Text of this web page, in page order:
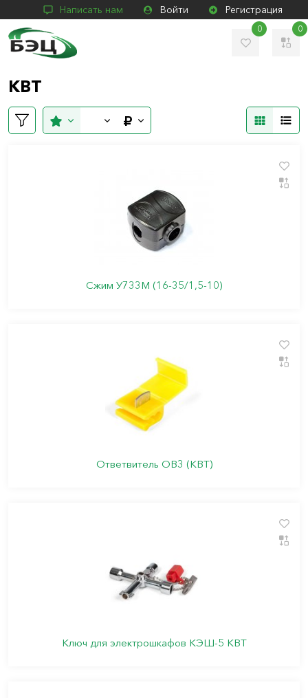
Написать нам Войти Регистрация
0 0
КВТ
Сжим У733М (16-35/1,5-10)
Ответвитель ОВ3 (КВТ)
Ключ для электрошкафов КЭШ-5 КВТ